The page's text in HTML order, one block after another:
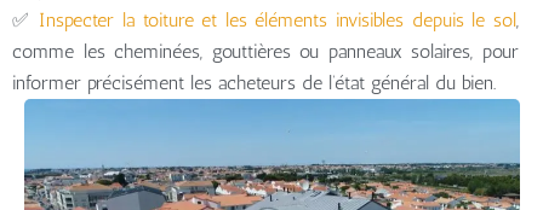
✅ Inspecter la toiture et les éléments invisibles depuis le sol,
comme les cheminées, gouttières ou panneaux solaires, pour
informer précisément les acheteurs de l’état général du bien.